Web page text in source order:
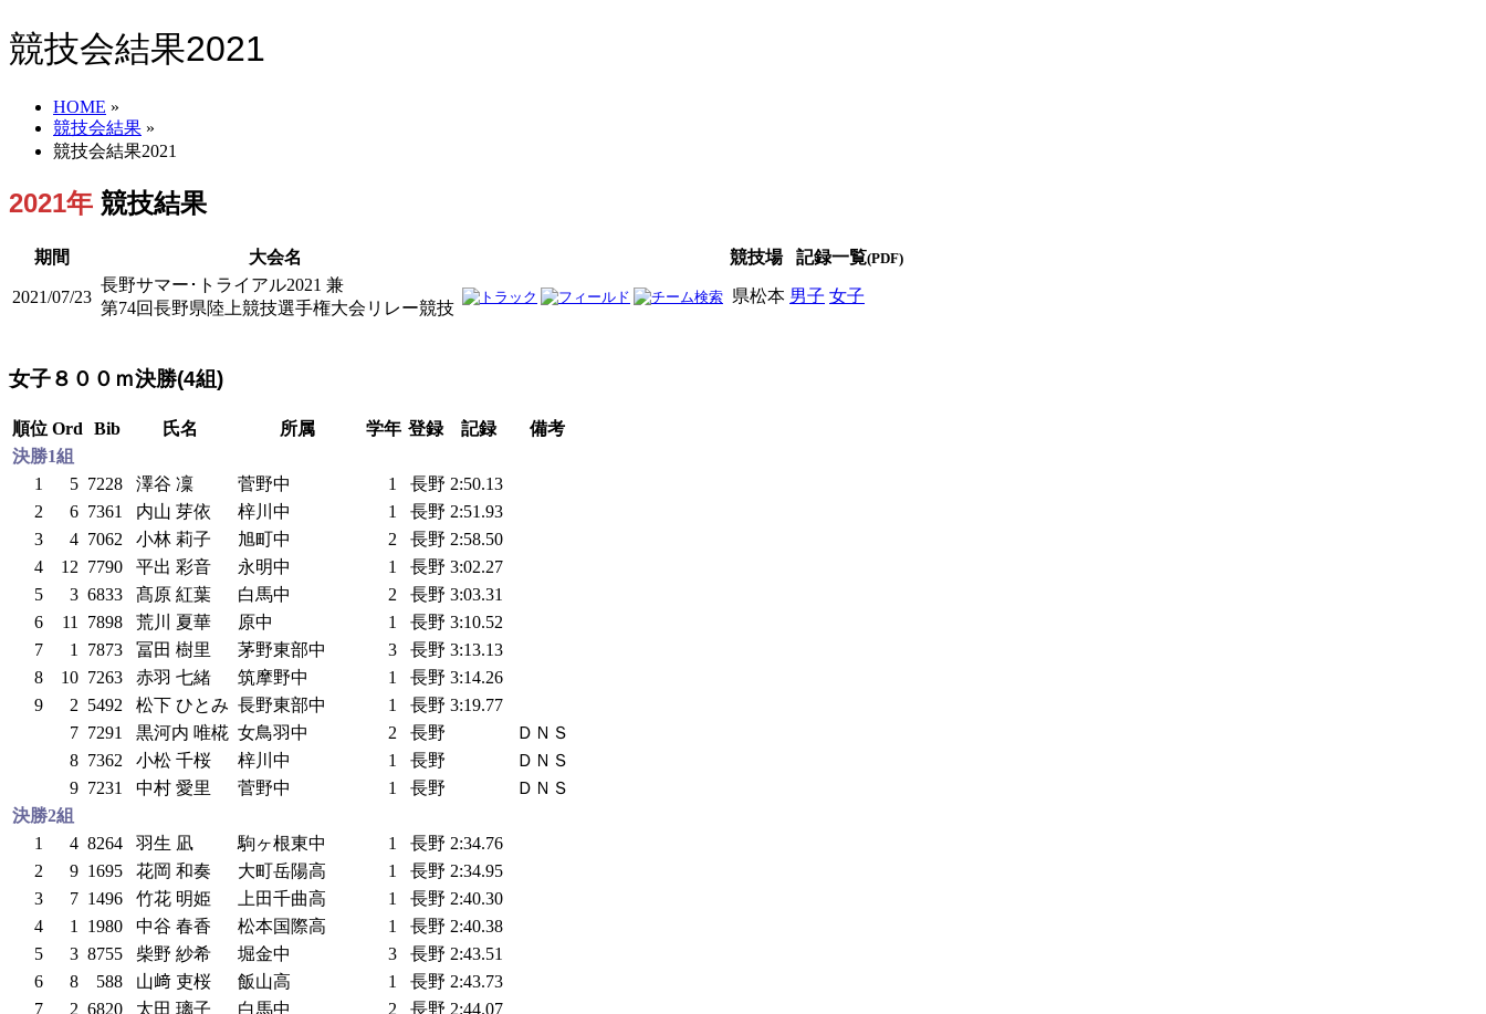
競技会結果2021
HOME »
競技会結果 »
競技会結果2021
2021年 競技結果
期間 大会名 競技場 記録一覧(PDF)
2021/07/23
長野サマー･トライアル2021 兼
第74回長野県陸上競技選手権大会リレー競技
県松本 男子 女子
女子８００ｍ決勝(4組)
順位 Ord Bib 氏名 所属 学年 登録 記録
備考
決勝1組
1
5 7228 澤谷 凜 菅野中 1 長野 2:50.13
2
6 7361 内山 芽依 梓川中 1 長野 2:51.93
3
4 7062 小林 莉子 旭町中 2 長野 2:58.50
4
12 7790 平出 彩音 永明中 1 長野 3:02.27
5
3 6833 髙原 紅葉 白馬中 2 長野 3:03.31
6
11 7898 荒川 夏華 原中 1 長野 3:10.52
7
1 7873 冨田 樹里 茅野東部中 3 長野 3:13.13
8
10 7263 赤羽 七緒 筑摩野中 1 長野 3:14.26
9
2 5492 松下 ひとみ 長野東部中 1 長野 3:19.77
7 7291 黒河内 唯椛 女鳥羽中 2 長野
ＤＮＳ
8 7362 小松 千桜 梓川中 1 長野
ＤＮＳ
9 7231 中村 愛里 菅野中 1 長野
ＤＮＳ
決勝2組
1
4 8264 羽生 凪 駒ヶ根東中 1 長野 2:34.76
2
9 1695 花岡 和奏 大町岳陽高 1 長野 2:34.95
3
7 1496 竹花 明姫 上田千曲高 1 長野 2:40.30
4
1 1980 中谷 春香 松本国際高 1 長野 2:40.38
5
3 8755 柴野 紗希 堀金中 3 長野 2:43.51
6
8 588 山﨑 吏桜 飯山高 1 長野 2:43.73
7
2 6820 太田 璃子 白馬中 2 長野 2:44.07